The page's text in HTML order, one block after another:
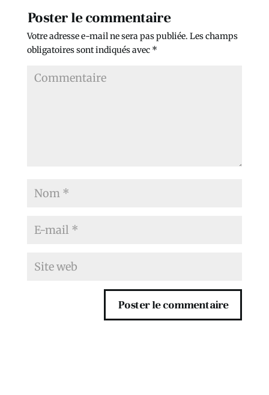
Poster le commentaire
Votre adresse e-mail ne sera pas publiée. Les champs
obligatoires sont indiqués avec *